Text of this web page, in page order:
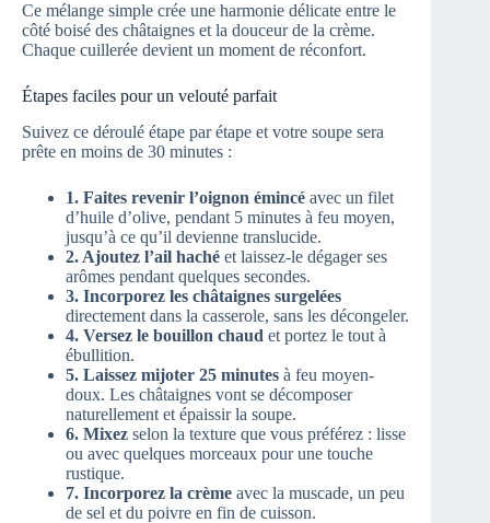
Ce mélange simple crée une harmonie délicate entre le
côté boisé des châtaignes et la douceur de la crème.
Chaque cuillerée devient un moment de réconfort.
Étapes faciles pour un velouté parfait
Suivez ce déroulé étape par étape et votre soupe sera
prête en moins de 30 minutes :
1. Faites revenir l’oignon émincé avec un filet
d’huile d’olive, pendant 5 minutes à feu moyen,
jusqu’à ce qu’il devienne translucide.
2. Ajoutez l’ail haché et laissez-le dégager ses
arômes pendant quelques secondes.
3. Incorporez les châtaignes surgelées
directement dans la casserole, sans les décongeler.
4. Versez le bouillon chaud et portez le tout à
ébullition.
5. Laissez mijoter 25 minutes à feu moyen-
doux. Les châtaignes vont se décomposer
naturellement et épaissir la soupe.
6. Mixez selon la texture que vous préférez : lisse
ou avec quelques morceaux pour une touche
rustique.
7. Incorporez la crème avec la muscade, un peu
de sel et du poivre en fin de cuisson.